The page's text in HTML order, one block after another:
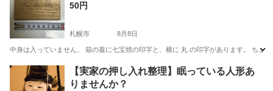
50円
札幌市 8月8日
中身は入っていません。 箱の蓋に七宝焼の印字と、横に 丸 の印字があります。 ちょ
北海道 札幌市 その他
【実家の押し入れ整理】眠っている人形あ
りませんか？